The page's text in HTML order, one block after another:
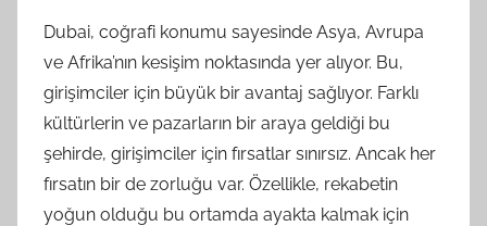
Dubai, coğrafi konumu sayesinde Asya, Avrupa
ve Afrika’nın kesişim noktasında yer alıyor. Bu,
girişimciler için büyük bir avantaj sağlıyor. Farklı
kültürlerin ve pazarların bir araya geldiği bu
şehirde, girişimciler için fırsatlar sınırsız. Ancak her
fırsatın bir de zorluğu var. Özellikle, rekabetin
yoğun olduğu bu ortamda ayakta kalmak için